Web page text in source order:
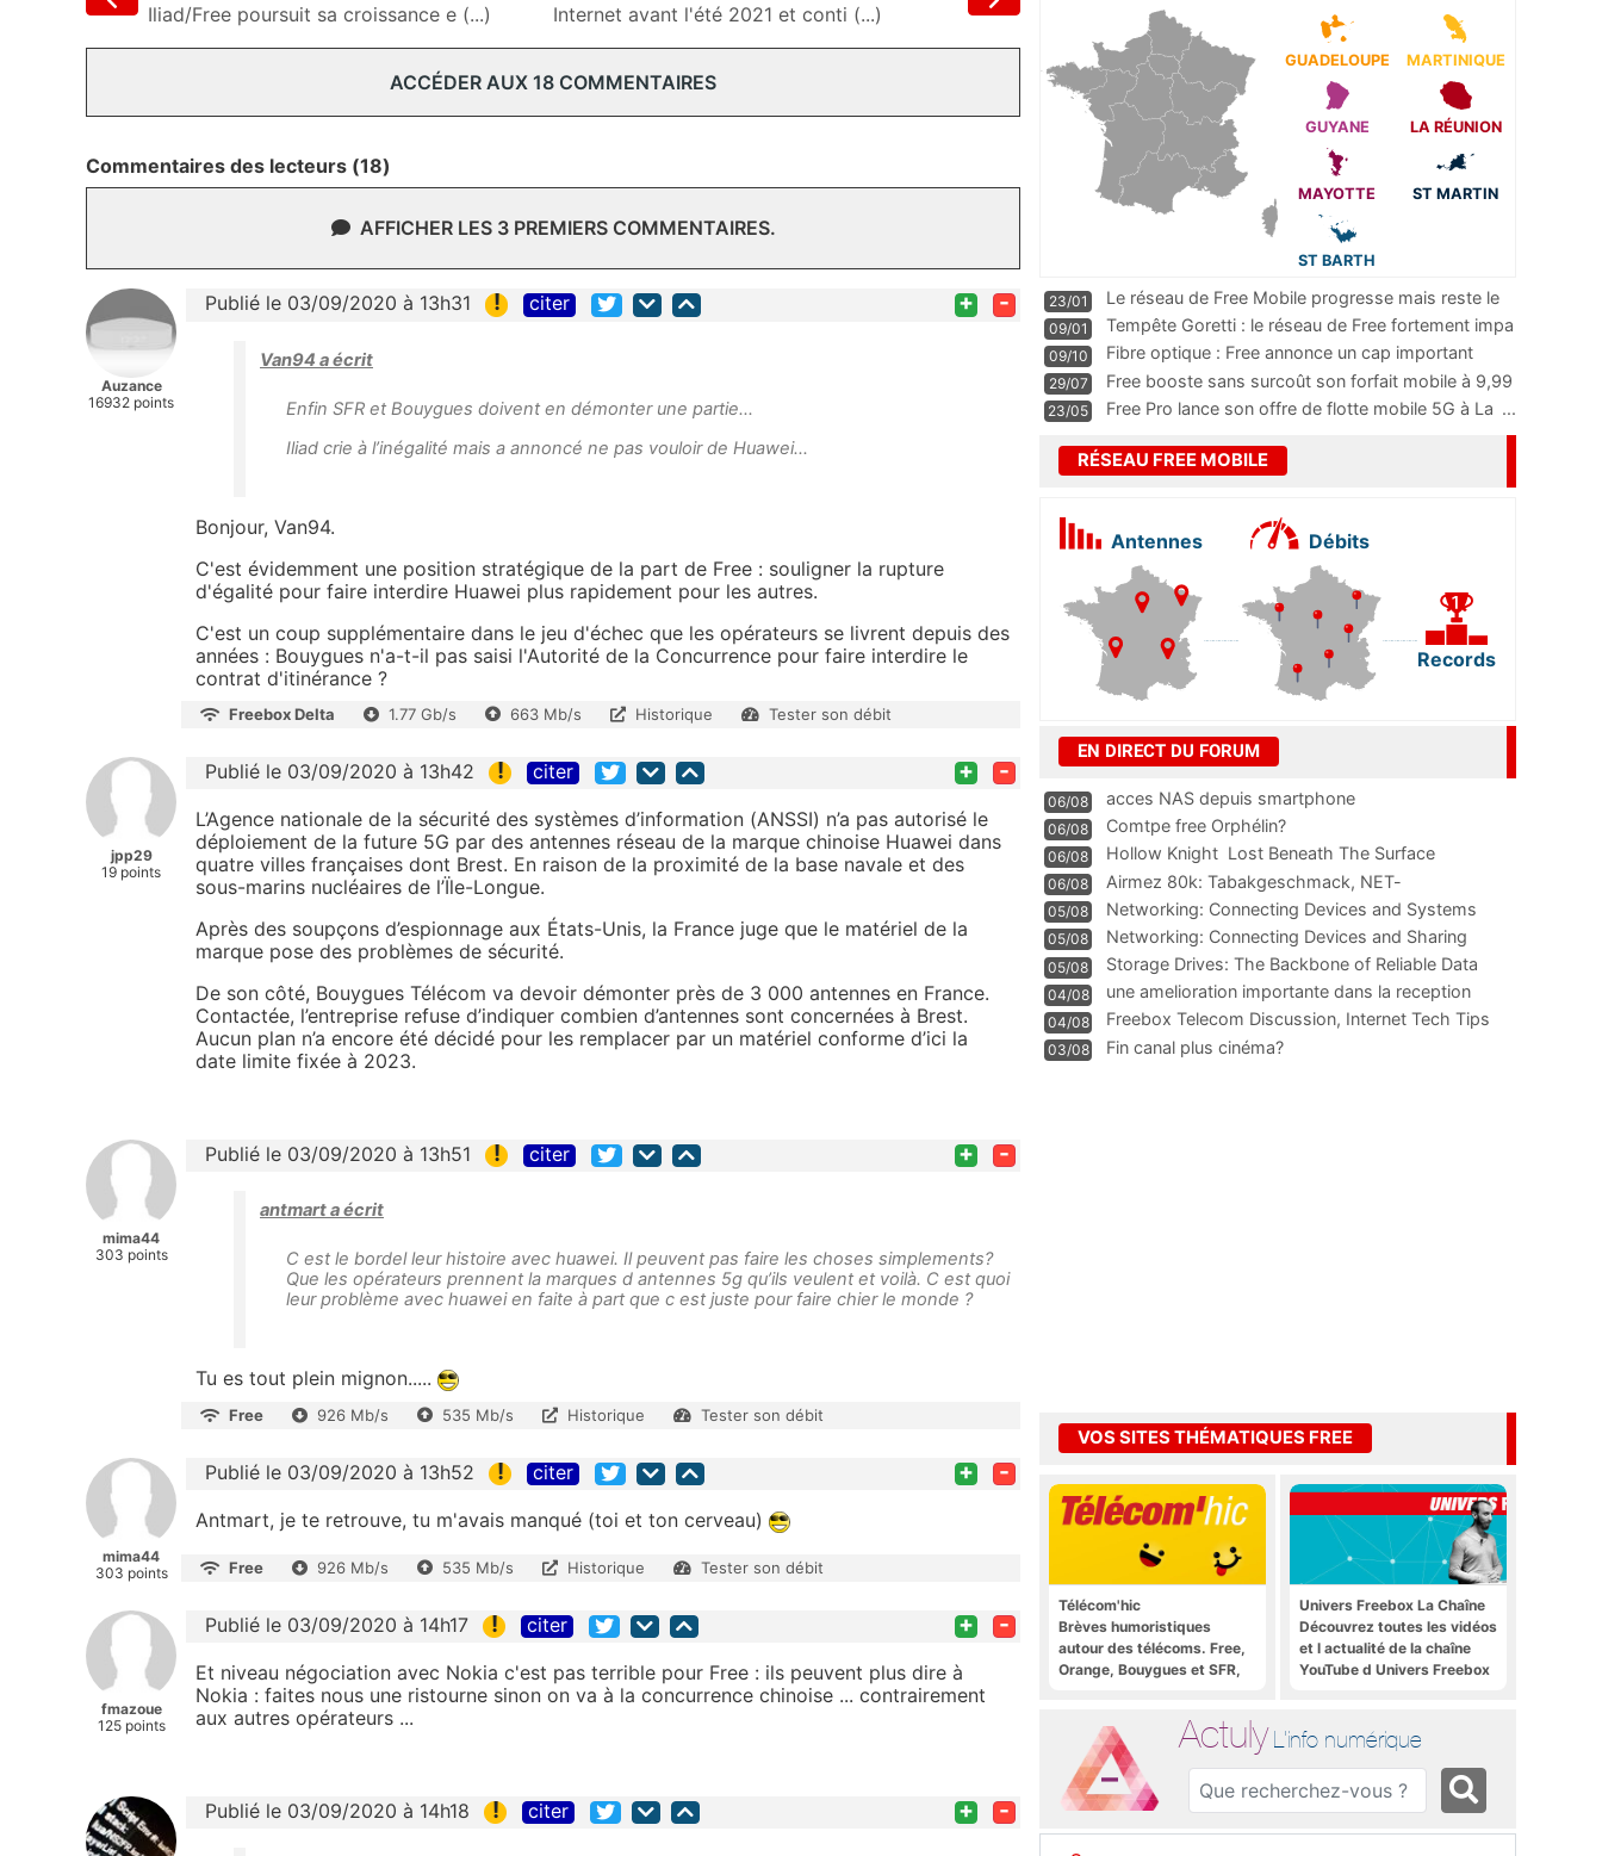
Iliad/Free poursuit sa croissance e (...)
Internet avant l'été 2021 et conti (...)
ACCÉDER AUX 18 COMMENTAIRES
Commentaires des lecteurs (18)
AFFICHER LES 3 PREMIERS COMMENTAIRES.
Auzance
16932 points
Publié le 03/09/2020 à 13h31 ! citer + -
Van94 a écrit
Enfin SFR et Bouygues doivent en démonter une partie...
Iliad crie à l’inégalité mais a annoncé ne pas vouloir de Huawei...
Bonjour, Van94.
C'est évidemment une position stratégique de la part de Free : souligner la rupture
d'égalité pour faire interdire Huawei plus rapidement pour les autres.
C'est un coup supplémentaire dans le jeu d'échec que les opérateurs se livrent depuis des
années : Bouygues n'a-t-il pas saisi l'Autorité de la Concurrence pour faire interdire le
contrat d'itinérance ?
Freebox Delta 1.77 Gb/s 663 Mb/s Historique Tester son débit
jpp29
19 points
Publié le 03/09/2020 à 13h42 ! citer + -
L’Agence nationale de la sécurité des systèmes d’information (ANSSI) n’a pas autorisé le
déploiement de la future 5G par des antennes réseau de la marque chinoise Huawei dans
quatre villes françaises dont Brest. En raison de la proximité de la base navale et des
sous-marins nucléaires de l’Ïle-Longue.
Après des soupçons d’espionnage aux États-Unis, la France juge que le matériel de la
marque pose des problèmes de sécurité.
De son côté, Bouygues Télécom va devoir démonter près de 3 000 antennes en France.
Contactée, l’entreprise refuse d’indiquer combien d’antennes sont concernées à Brest.
Aucun plan n’a encore été décidé pour les remplacer par un matériel conforme d’ici la
date limite fixée à 2023.
mima44
303 points
Publié le 03/09/2020 à 13h51 ! citer + -
antmart a écrit
C est le bordel leur histoire avec huawei. Il peuvent pas faire les choses simplements?
Que les opérateurs prennent la marques d antennes 5g qu’ils veulent et voilà. C est quoi
leur problème avec huawei en faite à part que c est juste pour faire chier le monde ?
Tu es tout plein mignon.....
Free 926 Mb/s 535 Mb/s Historique Tester son débit
mima44
303 points
Publié le 03/09/2020 à 13h52 ! citer + -
Antmart, je te retrouve, tu m'avais manqué (toi et ton cerveau)
Free 926 Mb/s 535 Mb/s Historique Tester son débit
fmazoue
125 points
Publié le 03/09/2020 à 14h17 ! citer + -
Et niveau négociation avec Nokia c'est pas terrible pour Free : ils peuvent plus dire à
Nokia : faites nous une ristourne sinon on va à la concurrence chinoise ... contrairement
aux autres opérateurs ...
Publié le 03/09/2020 à 14h18 ! citer + -
GUADELOUPE MARTINIQUE
GUYANE LA RÉUNION
MAYOTTE ST MARTIN
ST BARTH
23/01
Le réseau de Free Mobile progresse mais reste le
m
...
09/01
Tempête Goretti : le réseau de Free fortement impa
09/10
Fibre optique : Free annonce un cap important
pass
...
29/07
Free booste sans surcoût son forfait mobile à 9,99
23/05 Free Pro lance son offre de flotte mobile 5G à La ...
RÉSEAU FREE MOBILE
Antennes Débits
Records
EN DIRECT DU FORUM
06/08 acces NAS depuis smartphone
06/08 Comtpe free Orphélin?
06/08 Hollow Knight  Lost Beneath The Surface
06/08
Airmez 80k: Tabakgeschmack, NET-
Technologie und Leistung im
05/08 Networking: Connecting Devices and Systems
05/08
Networking: Connecting Devices and Sharing
Information
05/08
Storage Drives: The Backbone of Reliable Data
Management
04/08
une amelioration importante dans la reception
WIFI
04/08
Freebox Telecom Discussion, Internet Tech Tips
Communi
03/08 Fin canal plus cinéma?
VOS SITES THÉMATIQUES FREE
Télécom'hic
Brèves humoristiques
autour des télécoms. Free,
Orange, Bouygues et SFR,
Univers Freebox La Chaîne
Découvrez toutes les vidéos
et l actualité de la chaîne
YouTube d Univers Freebox
Actuly L'info numérique